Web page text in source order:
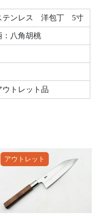
テンレス 洋包丁 5寸
八角胡桃
トレット品
アウトレット